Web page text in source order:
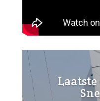
Laatste